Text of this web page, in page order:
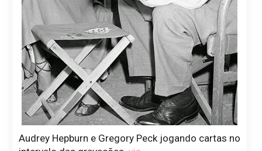
Audrey Hepburn e Gregory Peck jogando cartas no